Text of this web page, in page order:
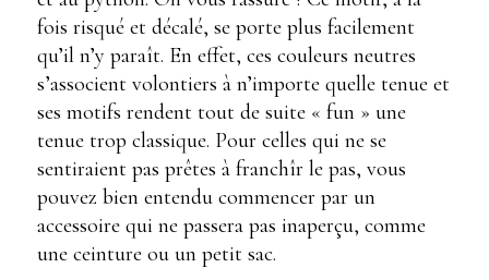
fois risqué et décalé, se porte plus facilement
qu’il n’y paraît. En effet, ces couleurs neutres
s’associent volontiers à n’importe quelle tenue et
ses motifs rendent tout de suite « fun » une
tenue trop classique. Pour celles qui ne se
sentiraient pas prêtes à franchîr le pas, vous
pouvez bien entendu commencer par un
accessoire qui ne passera pas inaperçu, comme
une ceinture ou un petit sac.